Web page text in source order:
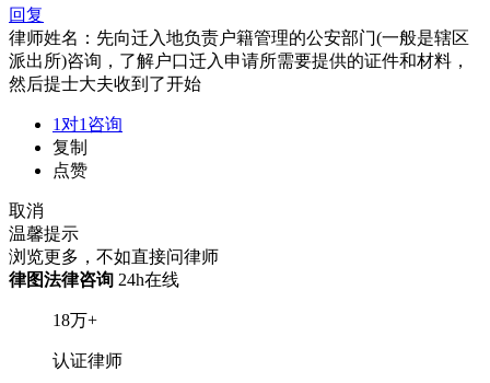
回复
律师姓名：先向迁入地负责户籍管理的公安部门(一般是辖区
派出所)咨询，了解户口迁入申请所需要提供的证件和材料，
然后提士大夫收到了开始
1对1咨询
复制
点赞
取消
温馨提示
浏览更多，不如直接问律师
律图法律咨询 24h在线
18万+
认证律师